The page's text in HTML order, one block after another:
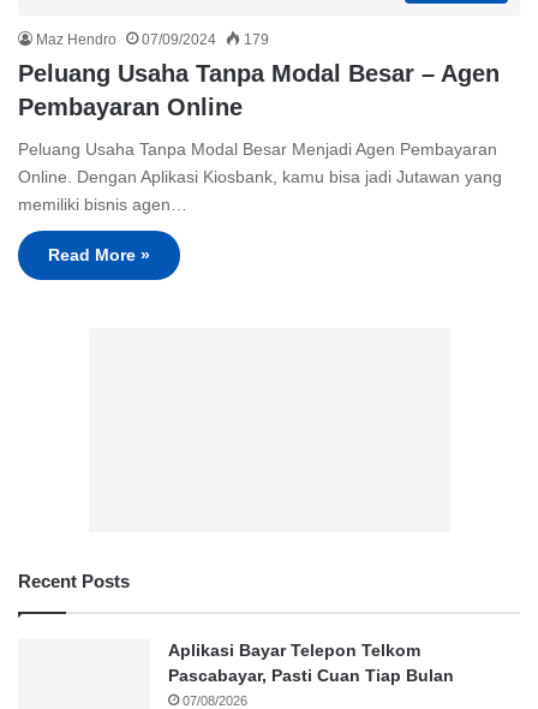
Maz Hendro 07/09/2024 179
Peluang Usaha Tanpa Modal Besar – Agen
Pembayaran Online
Peluang Usaha Tanpa Modal Besar Menjadi Agen Pembayaran
Online. Dengan Aplikasi Kiosbank, kamu bisa jadi Jutawan yang
memiliki bisnis agen…
Read More »
Recent Posts
Aplikasi Bayar Telepon Telkom
Pascabayar, Pasti Cuan Tiap Bulan
07/08/2026